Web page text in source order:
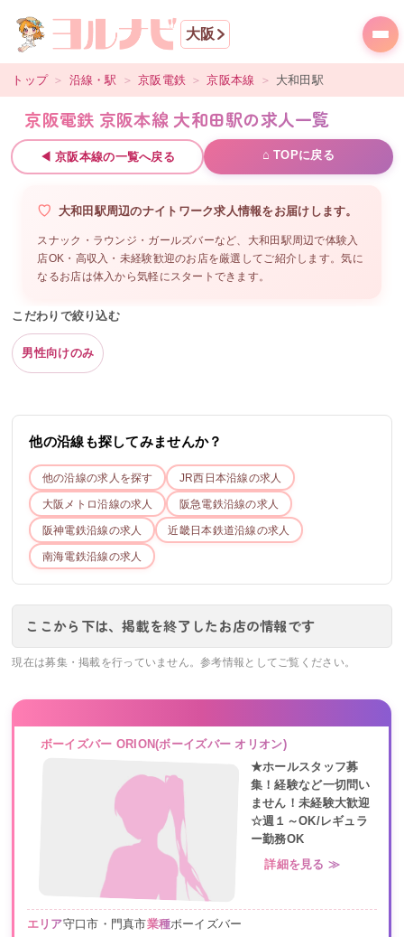
大阪
トップ ＞ 沿線・駅 ＞ 京阪電鉄 ＞ 京阪本線 ＞ 大和田駅
京阪電鉄 京阪本線 大和田駅の求人一覧
◀京阪本線の一覧へ戻る ⌂ TOPに戻る
大和田駅周辺のナイトワーク求人情報をお届けします。
スナック・ラウンジ・ガールズバーなど、 大和田駅周辺で体験入
店OK・高収入・未経験歓迎のお店を厳選してご紹介します。気に
なるお店は体入から気軽にスタートできます。
こだわりで絞り込む
男性向けのみ
他の沿線も探してみませんか？
他の沿線の求人を探す JR西日本沿線の求人
大阪メトロ沿線の求人 阪急電鉄沿線の求人
阪神電鉄沿線の求人 近畿日本鉄道沿線の求人
南海電鉄沿線の求人
ここから下は、掲載を終了したお店の情報です
現在は募集・掲載を行っていません。参考情報としてご覧ください。
ボーイズバー ORION(ボーイズバー オリオン)
★ホールスタッフ募
集！経験など一切問い
ません！未経験大歓迎
☆週１～OK/レギュラ
ー勤務OK
詳細を見る ≫
エリア守口市・門真市業種ボーイズバー